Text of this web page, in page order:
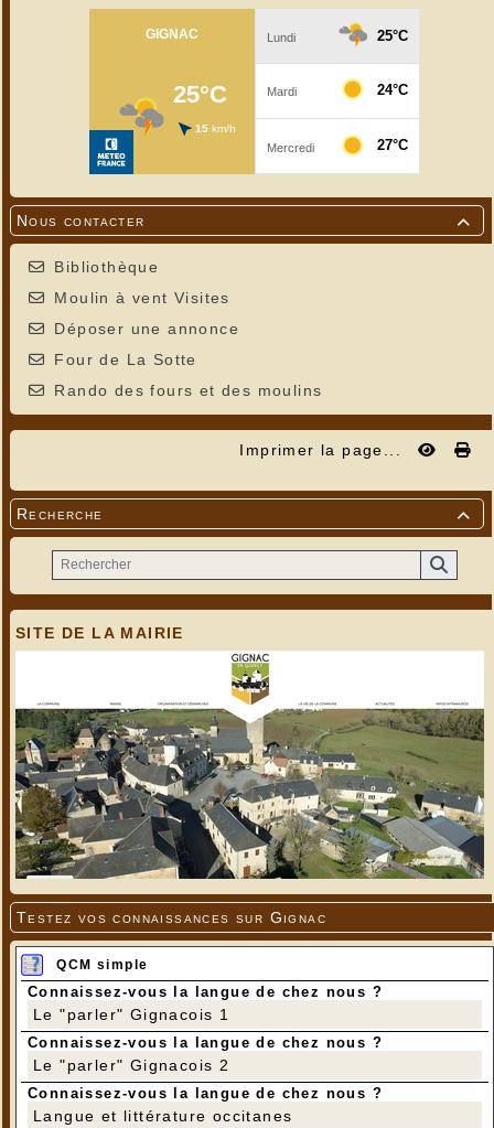

Nous contacter
Bibliothèque
Moulin à vent Visites
Déposer une annonce
Four de La Sotte
Rando des fours et des moulins
Imprimer la page...

Recherche
SITE DE LA MAIRIE
Testez vos connaissances sur Gignac
QCM simple
Connaissez-vous la langue de chez nous ?
Le "parler" Gignacois 1
Connaissez-vous la langue de chez nous ?
Le "parler" Gignacois 2
Connaissez-vous la langue de chez nous ?
Langue et littérature occitanes